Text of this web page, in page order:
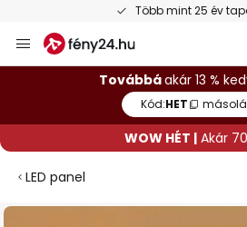
Több mint 25 év
Ugrás
a
tartalomhozTovábbáakár 13 %
Kód:HET
WOW HÉT | Akár
LED panel
Ugrás